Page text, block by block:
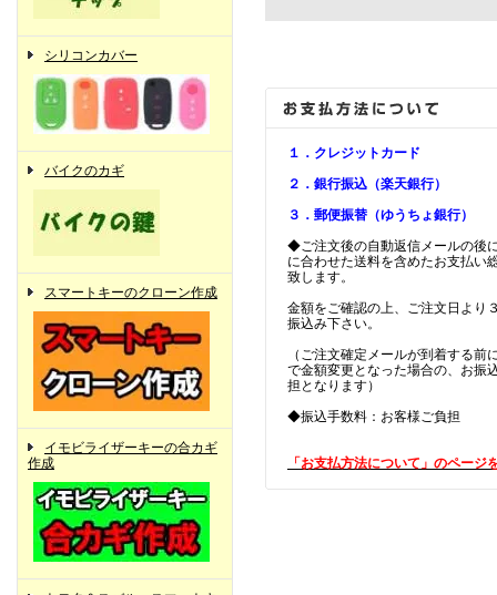
シリコンカバー
バイクのカギ
スマートキーのクローン作成
イモビライザーキーの合カギ
作成
１．クレジットカード
２．銀行振込（楽天銀行）
３．郵便振替（ゆうちょ銀行）
◆ご注文後の自動返信メールの後
に合わせた送料を含めたお支払い
致します。
金額をご確認の上、ご注文日より
振込み下さい。
（ご注文確定メールが到着する前
で金額変更となった場合の、お振
担となります）
◆振込手数料：お客様ご負担
「お支払方法について」のページ